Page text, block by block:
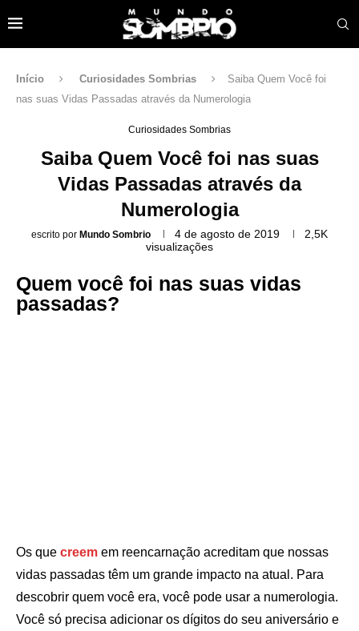
Início Curiosidades Sombrias
Saiba Quem Você foi
nas suas Vidas Passadas através da Numerologia
Curiosidades Sombrias
Saiba Quem Você foi nas suas
Vidas Passadas através da
Numerologia
escrito por Mundo Sombrio 4 de agosto de 2019
2,5K
visualizações
Quem você foi nas suas vidas
passadas?
Os que creem em reencarnação acreditam que nossas
vidas passadas têm um grande impacto na atual. Para
descobrir quem você era, você pode usar a numerologia.
Você só precisa adicionar os dígitos do seu aniversário e